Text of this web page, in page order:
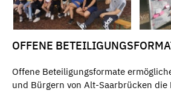
OFFENE
Offene Beteiligungsformate
und Bürgern von Alt-Saarbrücken die